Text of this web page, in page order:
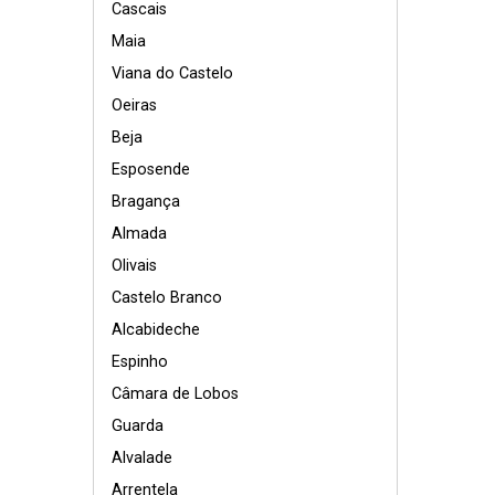
Cascais
Maia
Viana do Castelo
Oeiras
Beja
Esposende
Bragança
Almada
Olivais
Castelo Branco
Alcabideche
Espinho
Câmara de Lobos
Guarda
Alvalade
Arrentela